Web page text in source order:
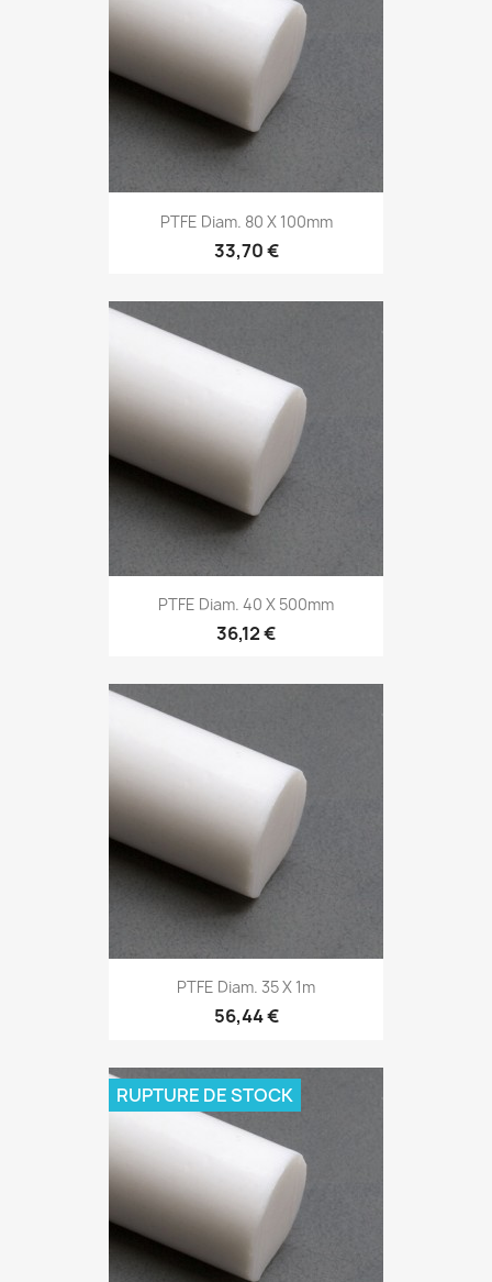
PTFE Diam. 80 X 100mm
33,70 €
PTFE Diam. 40 X 500mm
36,12 €
PTFE Diam. 35 X 1m
56,44 €
RUPTURE DE STOCK